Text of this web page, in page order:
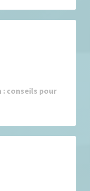
: conseils pour